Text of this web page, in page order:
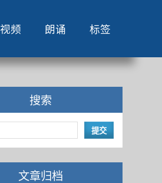
视频 朗诵 标签
搜索
文章归档